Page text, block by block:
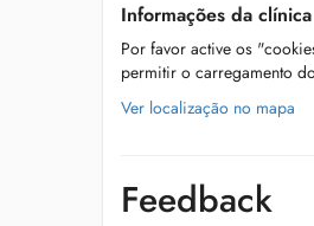
Informações da clínica
Por favor active os
permitir o carregamento
Ver localização no mapa
Feedback